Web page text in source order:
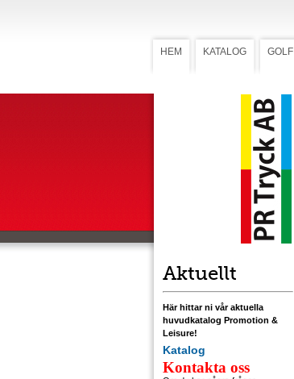
HEM KATALOG GOLF
Aktuellt
Här hittar ni vår aktuella
huvudkatalog Promotion &
Leisure!
Katalog
Kontakta oss